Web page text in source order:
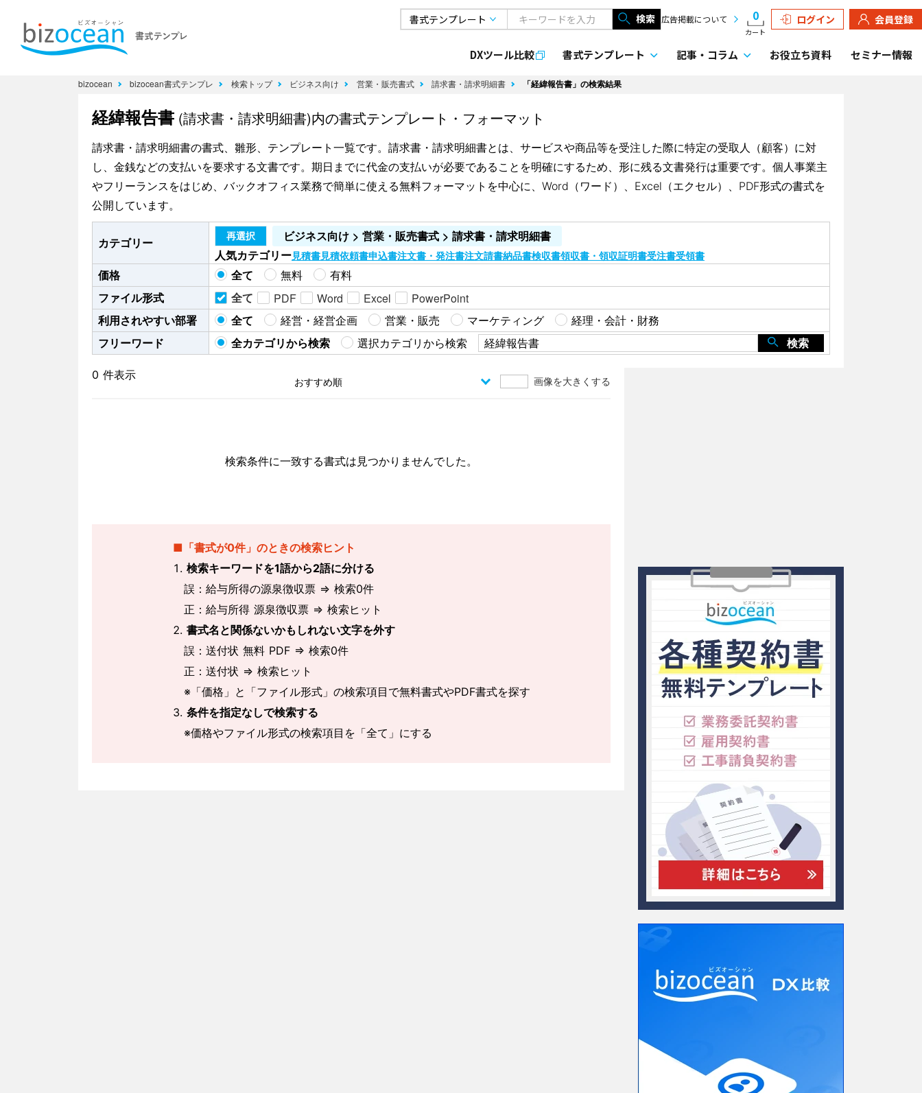
検索 広告掲載について 0
カート
ログイン 会員登録
DXツール比較 書式テンプレート 記事・ コラム お役立ち資料 セミナー情報
bizocean bizocean書式テンプレ 検索トップ ビジネス向け 営業・販売書式 請求書・請求明細書 「経緯報告書」の検索結果
経緯報告書 (請求書・請求明細書)内の書式テンプレート・フォーマット
請求書・請求明細書の書式、雛形、テンプレート一覧です。請求書・請求明細書とは、サービスや商品等を受注した際に特定の受取人（顧客）に対
し、金銭などの支払いを要求する文書です。期日までに代金の支払いが必要であることを明確にするため、形に残る文書発行は重要です。個人事業主
やフリーランスをはじめ、バックオフィス業務で簡単に使える無料フォーマットを中心に、Word（ワード）、Excel（エクセル）、PDF形式の書式を
公開しています。
カテゴリー 再選択
ビジネス向け > 営業・販売書式 > 請求書・請求明細書
人気カテゴリー見積書見積依頼書申込書注文書・発注書注文請書納品書検収書領収書・領収証明書受注書受領書
価格 全て 無料
有料
ファイル形式
全て PDF Word Excel
PowerPoint
利用されやすい部署
全て 経営・経営企画 営業・販売 マーケティング
経理・会計・財務
フリーワード
全カテゴリから検索 選択カテゴリから検索 検索
0 件表示 画像を大きくする
検索条件に一致する書式は見つかりませんでした。
■「書式が0件」のときの検索ヒント
検索キーワードを1語から2語に分ける
誤：給与所得の源泉徴収票 ⇒ 検索0件
正：給与所得 源泉徴収票 ⇒ 検索ヒット
書式名と関係ないかもしれない文字を外す
誤：送付状 無料 PDF ⇒ 検索0件
正：送付状 ⇒ 検索ヒット
※「価格」と「ファイル形式」の検索項目で無料書式やPDF書式を探す
条件を指定なしで検索する
※価格やファイル形式の検索項目を「全て」にする